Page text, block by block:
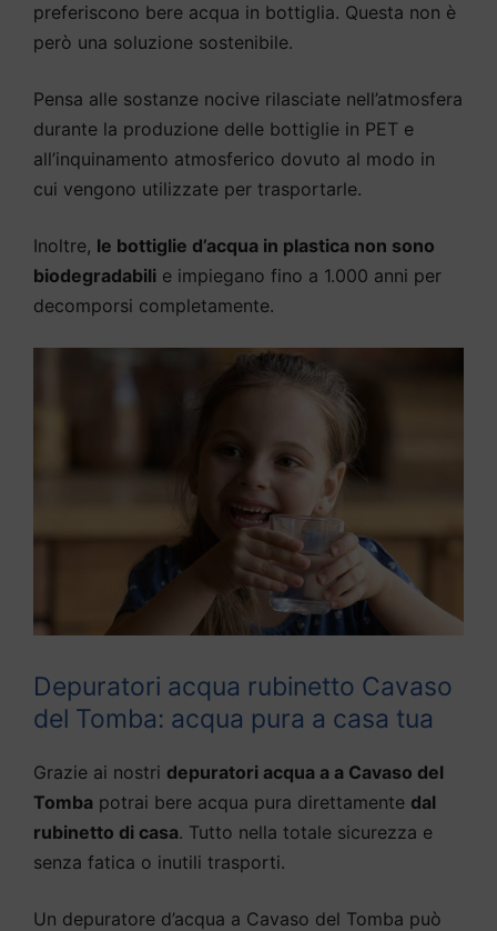
preferiscono bere acqua in bottiglia. Questa non è
però una soluzione sostenibile.
Pensa alle sostanze nocive rilasciate nell’atmosfera
durante la produzione delle bottiglie in PET e
all’inquinamento atmosferico dovuto al modo in
cui vengono utilizzate per trasportarle.
Inoltre, le bottiglie d’acqua in plastica non sono
biodegradabili e impiegano fino a 1.000 anni per
decomporsi completamente.
Depuratori acqua rubinetto Cavaso
del Tomba: acqua pura a casa tua
Grazie ai nostri depuratori acqua a a Cavaso del
Tomba potrai bere acqua pura direttamente dal
rubinetto di casa. Tutto nella totale sicurezza e
senza fatica o inutili trasporti.
Un depuratore d’acqua a Cavaso del Tomba può